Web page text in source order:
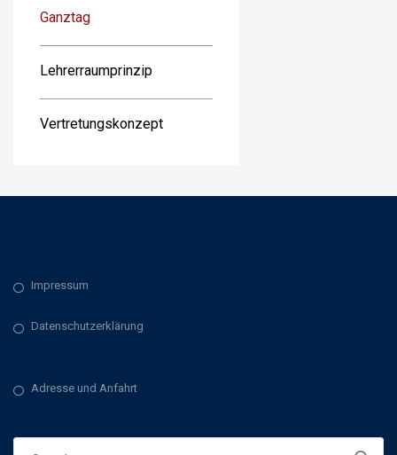
Ganztag
Lehrerraumprinzip
Vertretungskonzept
Impressum
Datenschutzerklärung
Adresse und Anfahrt